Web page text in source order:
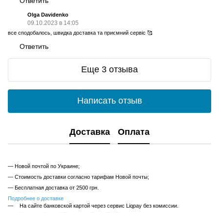
Olga Davidenko
09.10.2023 в 14:05
все сподобалось, швидка доставка та приємний сервіс 🥰
Ответить
Еще 3 отзыва
Написать отзыв
Доставка Оплата
— Новой почтой по Украине;
— Стоимость доставки согласно тарифам Новой почты;
— Бесплатная доставка от 2500 грн.
Подробнее о доставке
На сайте банковской картой через сервис Liqpay без комиссии.